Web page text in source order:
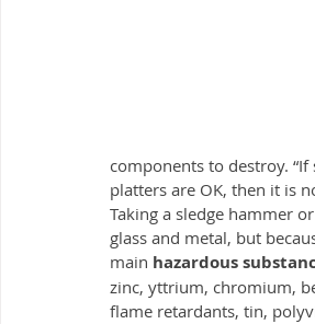
components to destroy.
platters are OK, then it is
Taking a sledge hammer
glass and metal, but
main hazardous
zinc, yttrium, chromium,
flame retardants, tin,